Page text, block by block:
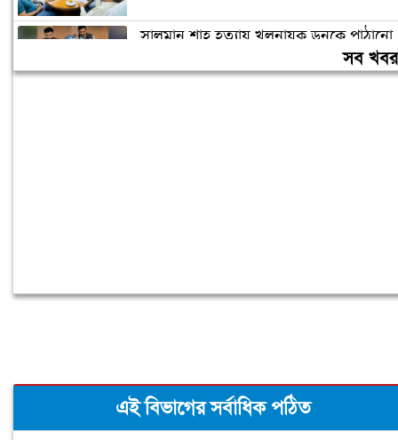
সালমান শাহ হত্যায় খলনায়ক ডনকে পাঠানো
সব
এই বিভাগের সর্বাধিক পঠিত